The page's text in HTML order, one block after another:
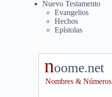
Nuevo Testamento
Evangelios
Hechos
Epístolas
noome.net
Nombres & Números